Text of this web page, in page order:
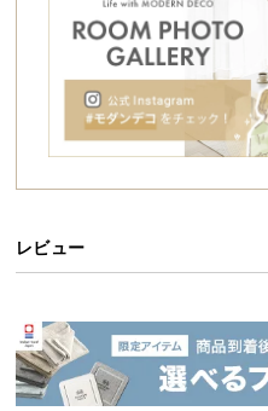
イ
払
い
に
レビュー